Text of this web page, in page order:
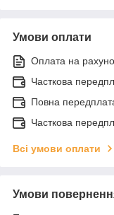
Умови оплати
Оплата на
Часткова
Повна
Часткова
Всі умови оплати
Умови